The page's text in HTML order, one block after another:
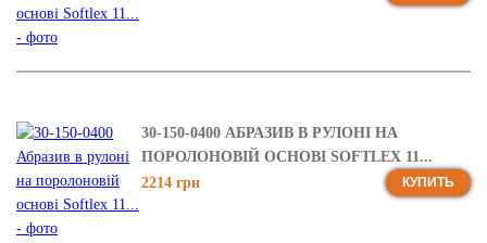
30-150-0400 АБРАЗИВ В РУЛОНІ НА
ПОРОЛОНОВІЙ ОСНОВІ SOFTLEX 11...
2214 грн
КУПИТЬ